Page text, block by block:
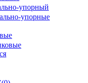
упорный
упорные